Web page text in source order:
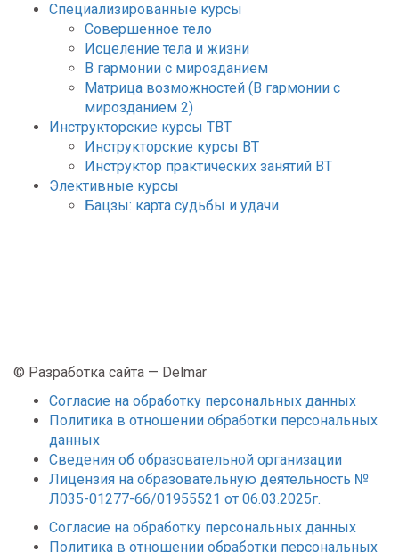
Специализированные курсы
Совершенное тело
Исцеление тела и жизни
В гармонии с мирозданием
Матрица возможностей (В гармонии с
мирозданием 2)
Инструкторские курсы ТВТ
Инструкторские курсы ВТ
Инструктор практических занятий ВТ
Элективные курсы
Бацзы: карта судьбы и удачи
© Разработка сайта — Delmar
Согласие на обработку персональных данных
Политика в отношении обработки персональных
данных
Сведения об образовательной организации
Лицензия на образовательную деятельность №
Л035-01277-66/01955521 от 06.03.2025г.
Согласие на обработку персональных данных
Политика в отношении обработки персональных